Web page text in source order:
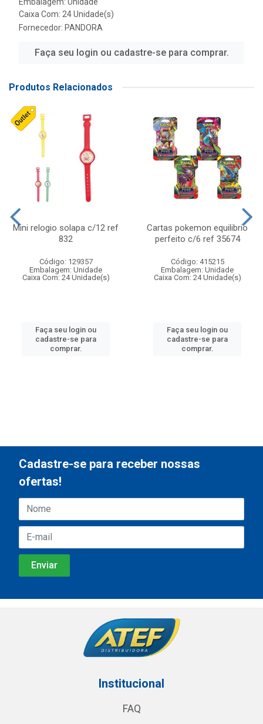
Caixa Com: 24 Unidade(s)
Fornecedor: PANDORA
Faça seu login ou cadastre-se para comprar.
Produtos Relacionados
Mini relogio solapa c/12 ref
832
Código: 129357
Embalagem: Unidade
Caixa Com: 24 Unidade(s)
Faça seu login ou
cadastre-se para
comprar.
Cartas pokemon equilibrio
perfeito c/6 ref 35674
Código: 415215
Embalagem: Unidade
Caixa Com: 24 Unidade(s)
Faça seu login ou
cadastre-se para
comprar.
Cadastre-se para receber nossas
ofertas!
Institucional
FAQ